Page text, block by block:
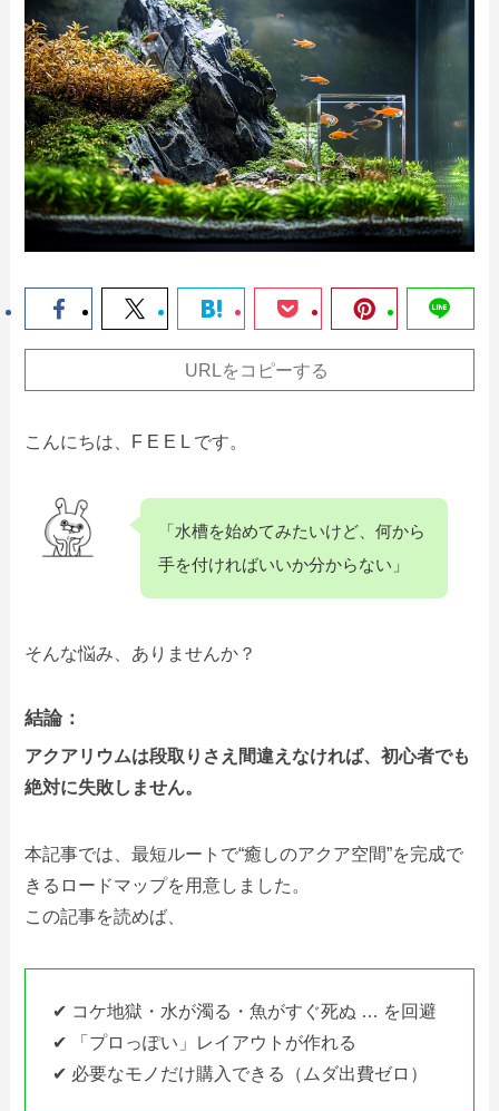
URLをコピーする
こんにちは、F E E L です。
「水槽を始めてみたいけど、何から
手を付ければいいか分からない」
そんな悩み、ありませんか？
結論：
アクアリウムは段取りさえ間違えなければ、初心者でも
絶対に失敗しません。
本記事では、最短ルートで“癒しのアクア空間”を完成で
きるロードマップを用意しました。
この記事を読めば、
✔ コケ地獄・水が濁る・魚がすぐ死ぬ … を回避
✔ 「プロっぽい」レイアウトが作れる
✔ 必要なモノだけ購入できる（ムダ出費ゼロ）